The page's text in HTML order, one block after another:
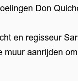
Don
en regisseur
muur aanrijden